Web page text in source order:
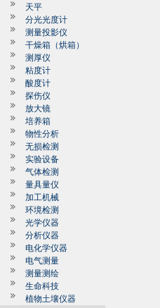
天平
分光光度计
测量投影仪
干燥箱（烘箱）
测厚仪
粘度计
酸度计
探伤仪
放大镜
培养箱
物性分析
无损检测
实验设备
气体检测
量具量仪
加工机械
环境检测
光学仪器
分析仪器
电化学仪器
电气测量
测量测绘
生命科技
植物土壤仪器